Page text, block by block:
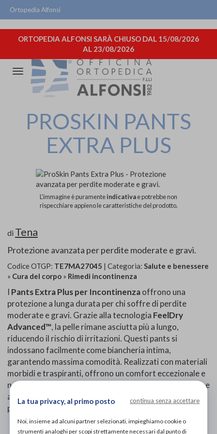
Ortopedia Alfonsi
ORTOPEDIA ALFONSI SARÀ CHIUSO DAL 15/08/2026
AL 23/08/2026
Attiva/disattiva
navigazione
PROSKIN PANTS
EXTRA PLUS
L'immagine è puramenteindicativae potrebbe non
rispecchiare appieno le caratteristiche del prodotto.
di Tena
Protezione avanzata per perdite moderate e gravi.
Codice OTGP: TE7MA27045 | Categoria: Salute e benessere
» Cura del corpo » Rimedi incontinenza
I Pants Extra Plus per Incontinenzaoffrono una
protezione a lunga durata per chi soffre di perdite
moderate e gravi. Grazie alla tecnologia FeelDry
Advanced™, la pelle rimane asciutta più a lungo,
riducendo il rischio di irritazioni. Questi pants si
indossano facilmente come biancheria intima,
garantendo massima comodità. Realizzati con materiali
morbidi e traspiranti, offrono un comfort eccezionale e
neutralizzano rapidamente gli odori. La tripla protezione
assicura asciutto, comfort e sicurezza contro le perdite,
per una tranquillità totale durante l'uso quotidiano.
La tua privacy, al primo posto continua senza accettare
Noi, insieme ad alcuni partner selezionati, impieghiamo cookie o
strumenti analoghi per scopi strettamente necessari dal punto di